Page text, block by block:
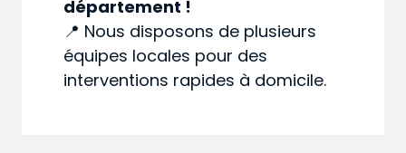
département !
📍 Nous disposons de plusieurs
équipes locales pour des
interventions rapides à domicile.